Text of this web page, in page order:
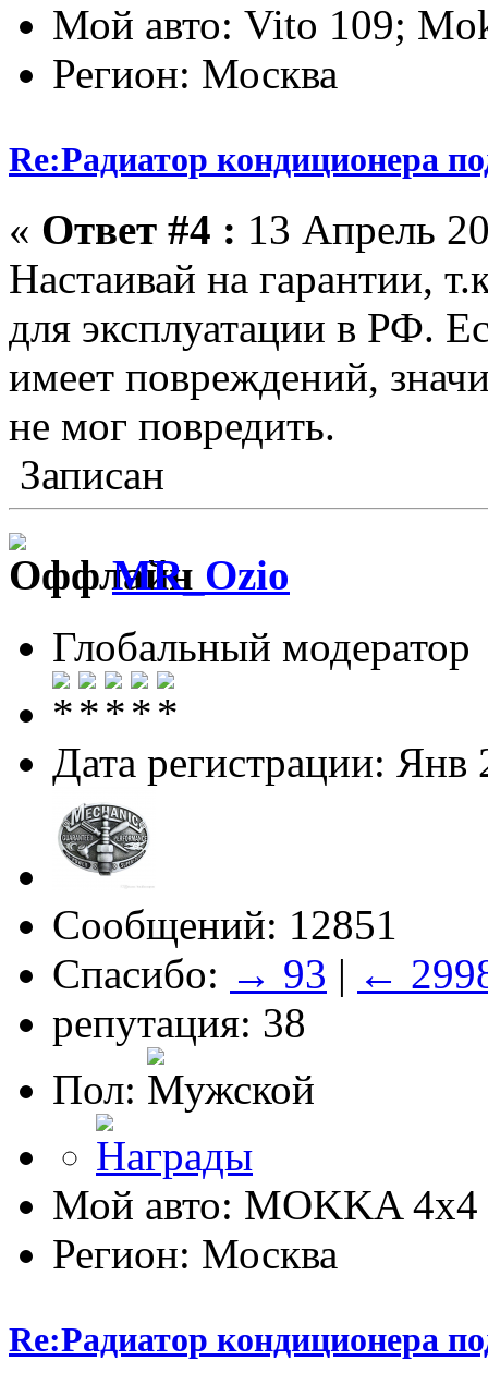
Мой авто: Vito 109;
Регион: Москва
Re:Радиатор кондиционера
« Ответ #4 : 13 Апрель
Настаивай на гарантии,
для эксплуатации в РФ.
имеет повреждений,
не мог повредить.
Записан
MR_Ozio
Глобальный модератор
Дата регистрации: Янв
Сообщений: 12851
Спасибо: → 93 | ←
репутация: 38
Пол:
Мой авто: MOKKA 4x4
Регион: Москва
Re:Радиатор кондиционера